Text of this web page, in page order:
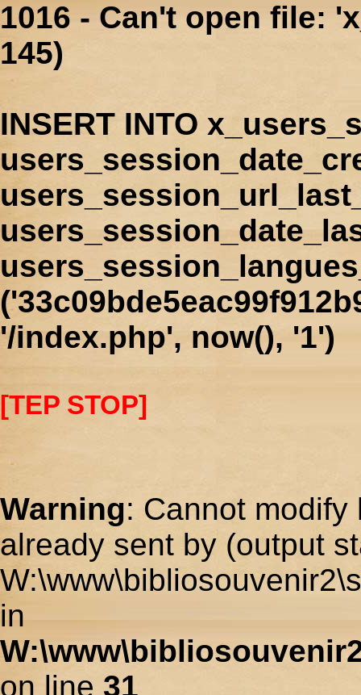
1016 - Can't open file:
145)
INSERT INTO
'/index.php', now(), '1')
[TEP STOP]
Warning: Cannot
already sent by (output
in
on line 31